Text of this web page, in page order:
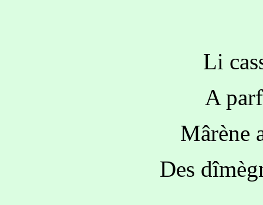
Li
A
Mârène
Des